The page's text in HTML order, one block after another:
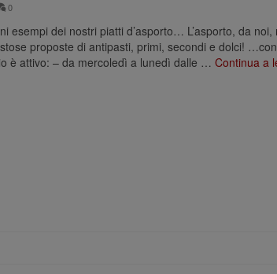
0
esempi dei nostri piatti d’asporto… L’asporto, da noi,
proposte di antipasti, primi, secondi e dolci!
è attivo:⁣ – da mercoledì a lunedì dalle …Continua a